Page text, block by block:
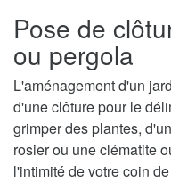
Pose de
ou pergola
L'aménagement d'un
d'une clôture pour le
grimper des plantes,
rosier ou une clématite
l'intimité de votre coin